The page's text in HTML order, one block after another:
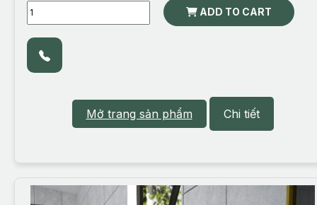
ADD TO CART
Mở trang sản phẩm Chi tiết